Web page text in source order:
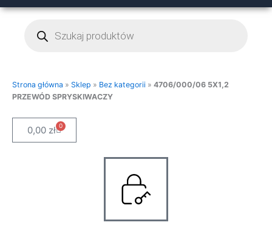
produktów
Strona główna » Sklep » Bez kategorii » 4706/000/06 5X1,2
PRZEWÓD SPRYSKIWACZY
0,00 zł 0
Cart